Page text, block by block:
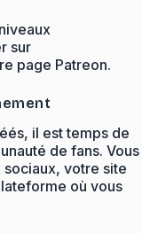
sur
page Patreon.
il est temps de
de fans. Vous
votre site
où vous